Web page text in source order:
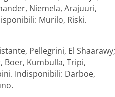
Niemela, Arajuuri,
Murilo, Riski.
Pellegrini, El Shaarawy;
Boer, Kumbulla, Tripi,
Indisponibili: Darboe,